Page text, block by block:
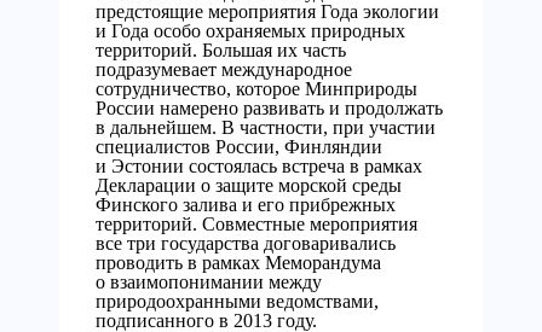
предстоящие мероприятия Года экологии
и Года особо охраняемых природных
территорий. Большая их часть
подразумевает международное
сотрудничество, которое Минприроды
России намерено развивать и продолжать
в дальнейшем. В частности, при участии
специалистов России, Финляндии
и Эстонии состоялась встреча в рамках
Декларации о защите морской среды
Финского залива и его прибрежных
территорий. Совместные мероприятия
все три государства договаривались
проводить в рамках Меморандума
о взаимопонимании между
природоохранными ведомствами,
подписанного в 2013 году.